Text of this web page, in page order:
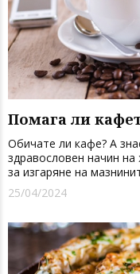
Помага ли
Обичате ли кафе? А
здравословен начин
за изгаряне на
метаболизъм, да ви
за мобилизирането и
25/04/2024